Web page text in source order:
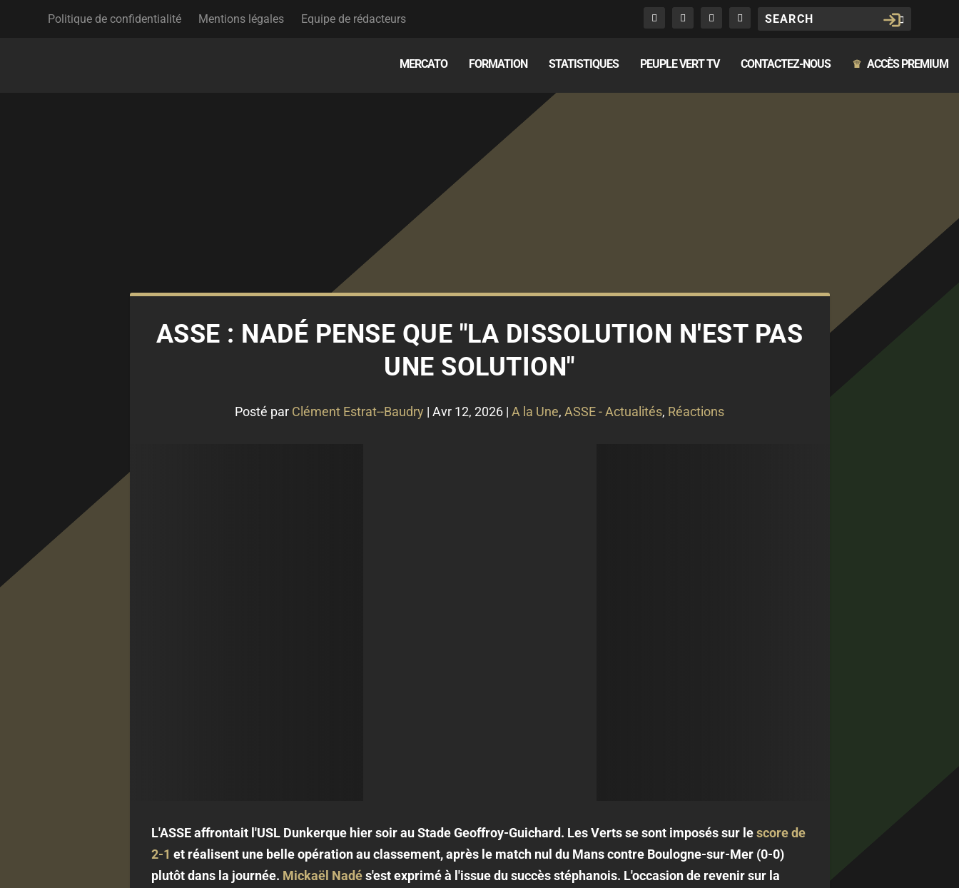
Politique de confidentialité Mentions légales Equipe de rédacteurs
MERCATO FORMATION STATISTIQUES PEUPLE VERT TV CONTACTEZ-NOUS ♛ ACCÈS PREMIUM
ASSE : NADÉ PENSE QUE "LA DISSOLUTION N'EST PAS
UNE SOLUTION"
Posté par Clément Estrat--Baudry | Avr 12, 2026 | A la Une, ASSE - Actualités, Réactions
L'ASSE affrontait l'USL Dunkerque hier soir au Stade Geoffroy-Guichard. Les Verts se sont imposés sur lescore de
2-1 et réalisent une belle opération au classement, après le match nul du Mans contre Boulogne-sur-Mer (0-0)
plutôt dans la journée. Mickaël Nadés'est exprimé à l'issue du succès stéphanois. L'occasion de revenir sur la